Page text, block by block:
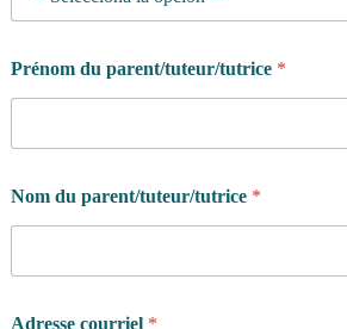
Prénom du parent/tuteur/tutrice *
Nom du parent/tuteur/tutrice *
Adresse courriel *